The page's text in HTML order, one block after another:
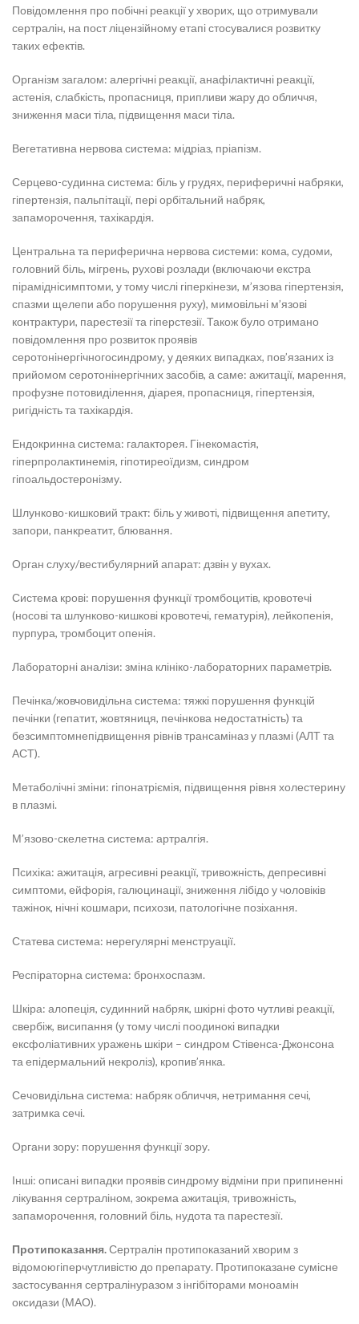
Повідомлення про побічні реакції у хворих, що отримували
сертралін, на пост ліцензійному етапі стосувалися розвитку
таких ефектів.
Організм загалом: алергічні реакції, анафілактичні реакції,
астенія, слабкість, пропасниця, припливи жару до обличчя,
зниження маси тіла, підвищення маси тіла.
Вегетативна нервова система: мідріаз, пріапізм.
Серцево-судинна система: біль у грудях, периферичні набряки,
гіпертензія, пальпітації, пері орбітальний набряк,
запаморочення, тахікардія.
Центральна та периферична нервова системи: кома, судоми,
головний біль, мігрень, рухові розлади (включаючи екстра
піраміднісимптоми, у тому числі гіперкінези, м’язова гіпертензія,
спазми щелепи або порушення руху), мимовільні м’язові
контрактури, парестезії та гіперстезії. Також було отримано
повідомлення про розвиток проявів
серотонінергічногосиндрому, у деяких випадках, пов’язаних із
прийомом серотонінергічних засобів, а саме: ажитації, марення,
профузне потовиділення, діарея, пропасниця, гіпертензія,
ригідність та тахікардія.
Ендокринна система: галакторея. Гінекомастія,
гіперпролактинемія, гіпотиреоїдизм, синдром
гіпоальдостеронізму.
Шлунково-кишковий тракт: біль у животі, підвищення апетиту,
запори, панкреатит, блювання.
Орган слуху/вестибулярний апарат: дзвін у вухах.
Система крові: порушення функції тромбоцитів, кровотечі
(носові та шлунково-кишкові кровотечі, гематурія), лейкопенія,
пурпура, тромбоцит опенія.
Лабораторні аналізи: зміна клініко-лабораторних параметрів.
Печінка/жовчовидільна система: тяжкі порушення функцій
печінки (гепатит, жовтяниця, печінкова недостатність) та
безсимптомнепідвищення рівнів трансаміназ у плазмі (АЛТ та
АСТ).
Метаболічні зміни: гіпонатріємія, підвищення рівня холестерину
в плазмі.
М’язово-скелетна система: артралгія.
Психіка: ажитація, агресивні реакції, тривожність, депресивні
симптоми, ейфорія, галюцинації, зниження лібідо у чоловіків
тажінок, нічні кошмари, психози, патологічне позіхання.
Статева система: нерегулярні менструації.
Респіраторна система: бронхоспазм.
Шкіра: алопеція, судинний набряк, шкірні фото чутливі реакції,
свербіж, висипання (у тому числі поодинокі випадки
ексфоліативних уражень шкіри – синдром Стівенса-Джонсона
та епідермальний некроліз), кропив’янка.
Сечовидільна система: набряк обличчя, нетримання сечі,
затримка сечі.
Органи зору: порушення функції зору.
Інші: описані випадки проявів синдрому відміни при припиненні
лікування сертраліном, зокрема ажитація, тривожність,
запаморочення, головний біль, нудота та парестезії.
Протипоказання.Сертралін протипоказаний хворим з
відомоюгіперчутливістю до препарату. Протипоказане сумісне
застосування сертралінуразом з інгібіторами моноамін
оксидази (МАО).